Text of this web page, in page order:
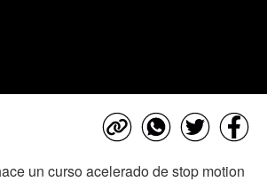
un curso acelerado de stop motion